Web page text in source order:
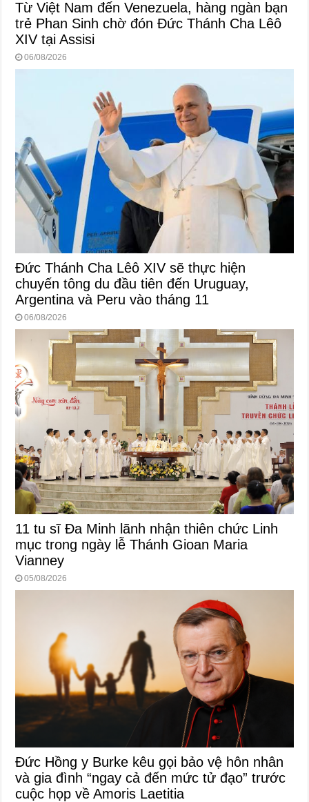
Từ Việt Nam đến Venezuela, hàng ngàn bạn
trẻ Phan Sinh chờ đón Đức Thánh Cha Lêô
XIV tại Assisi
06/08/2026
Đức Thánh Cha Lêô XIV sẽ thực hiện
chuyến tông du đầu tiên đến Uruguay,
Argentina và Peru vào tháng 11
06/08/2026
11 tu sĩ Đa Minh lãnh nhận thiên chức Linh
mục trong ngày lễ Thánh Gioan Maria
Vianney
05/08/2026
Đức Hồng y Burke kêu gọi bảo vệ hôn nhân
và gia đình “ngay cả đến mức tử đạo” trước
cuộc họp về Amoris Laetitia